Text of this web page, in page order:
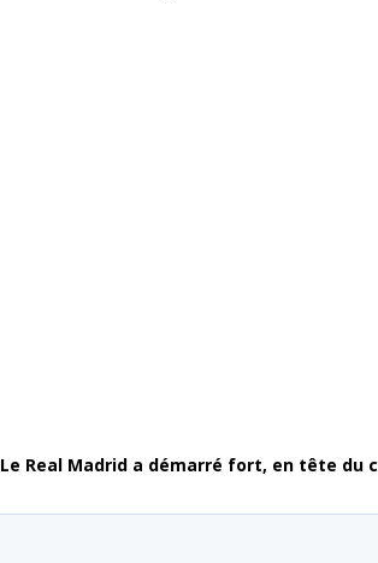
Le Real Madrid a démarré fort, en tête du